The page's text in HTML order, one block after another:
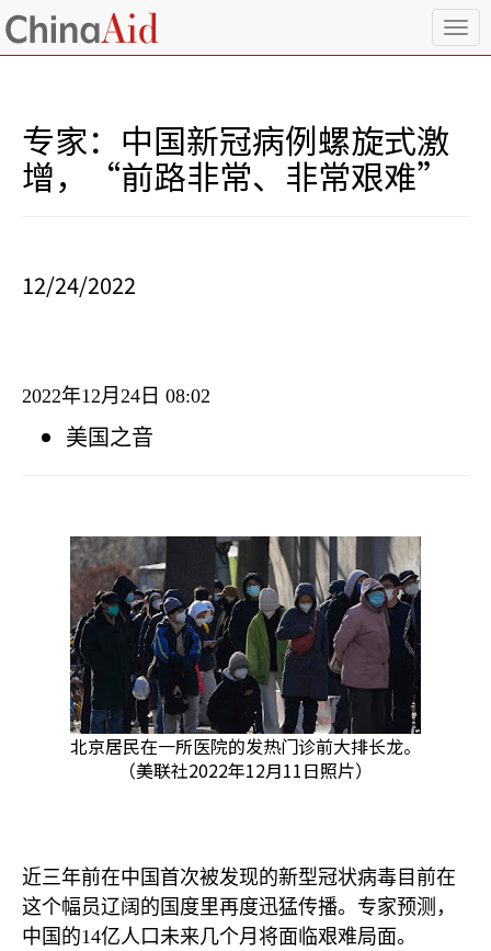
T
o
专家：中国新冠病例螺旋式激
增，“前路非常、非常艰难”
12/24/2022
2022年12月 24 日 08:02
美国之音
北京居民在一所医院的发热门诊前大排长龙。
（美联社2022年12月11日照片）
近三年前在中国首次被发现的新型冠状病毒目前在
这个幅员辽阔的国度里再度迅猛传播。专家预测，
中国的14亿人口未来几个月将面临艰难局面。